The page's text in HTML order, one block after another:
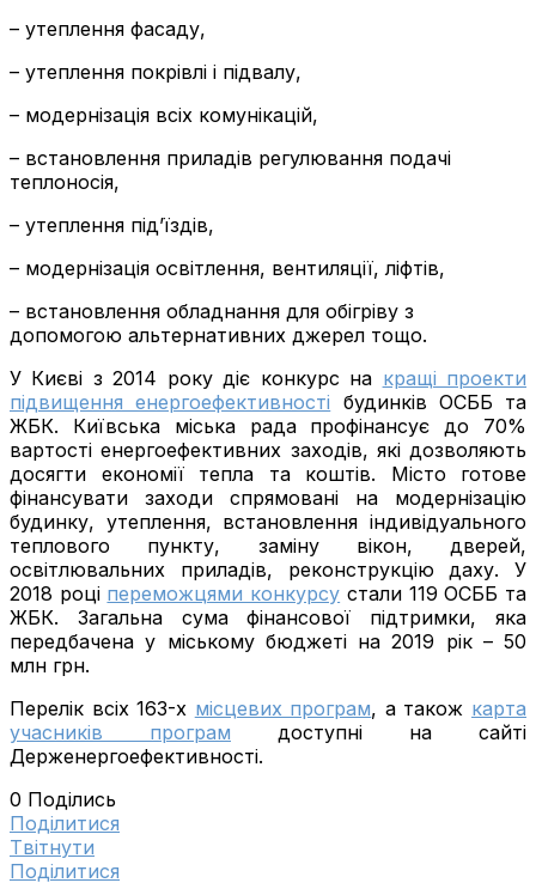
– утеплення фасаду,
– утеплення покрівлі і підвалу,
– модернізація всіх комунікацій,
– встановлення приладів регулювання подачі
теплоносія,
– утеплення під’їздів,
– модернізація освітлення, вентиляції, ліфтів,
– встановлення обладнання для обігріву з
допомогою альтернативних джерел тощо.
У Києві з 2014 року діє конкурс на кращі проекти
підвищення енергоефективності будинків ОСББ та
ЖБК. Київська міська рада профінансує до 70%
вартості енергоефективних заходів, які дозволяють
досягти економії тепла та коштів. Місто готове
фінансувати заходи спрямовані на модернізацію
будинку, утеплення, встановлення індивідуального
теплового пункту, заміну вікон, дверей,
освітлювальних приладів, реконструкцію даху. У
2018 році переможцями конкурсу стали 119 ОСББ та
ЖБК. Загальна сума фінансової підтримки, яка
передбачена у міському бюджеті на 2019 рік – 50
млн грн.
Перелік всіх 163-х місцевих програм, а також карта
учасників програм доступні на сайті
Держенергоефективності.
0 Поділись
Поділитися
Tвітнути
Поділитися